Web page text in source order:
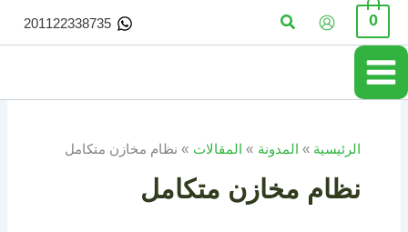
تخطي
المحتوى
0 البحث 201122338735
الرئيسية المدونة المقالات نظام مخازن متكامل
نظام مخازن متكامل